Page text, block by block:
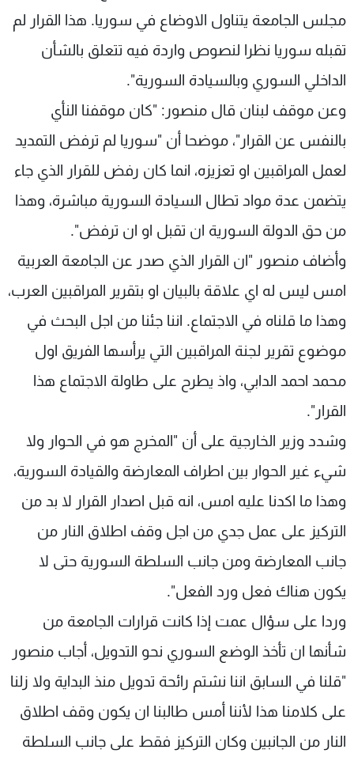
مجلس الجامعة يتناول الاوضاع في سوريا. هذا القرار لم
تقبله سوريا نظرا لنصوص واردة فيه تتعلق بالشأن
الداخلي السوري وبالسيادة السورية".
وعن موقف لبنان قال منصور: "كان موقفنا النأي
بالنفس عن القرار"، موضحا أن "سوريا لم ترفض التمديد
لعمل المراقبين او تعزيزه، انما كان رفض للقرار الذي جاء
يتضمن عدة مواد تطال السيادة السورية مباشرة، وهذا
من حق الدولة السورية ان تقبل او ان ترفض".
وأضاف منصور "ان القرار الذي صدر عن الجامعة العربية
امس ليس له اي علاقة بالبيان او بتقرير المراقبين العرب،
وهذا ما قلناه في الاجتماع. اننا جئنا من اجل البحث في
موضوع تقرير لجنة المراقبين التي يرأسها الفريق اول
محمد احمد الدابي، واذ يطرح على طاولة الاجتماع هذا
القرار".
وشدد وزير الخارجية على أن "المخرج هو في الحوار ولا
شيء غير الحوار بين اطراف المعارضة والقيادة السورية،
وهذا ما اكدنا عليه امس، انه قبل اصدار القرار لا بد من
التركيز على عمل جدي من اجل وقف اطلاق النار من
جانب المعارضة ومن جانب السلطة السورية حتى لا
يكون هناك فعل ورد الفعل".
وردا على سؤال عمت إذا كانت قرارات الجامعة من
شأنها ان تأخذ الوضع السوري نحو التدويل، أجاب منصور
"قلنا في السابق اننا نشتم رائحة تدويل منذ البداية ولا زلنا
على كلامنا هذا لأننا أمس طالبنا ان يكون وقف اطلاق
النار من الجانبين وكان التركيز فقط على جانب السلطة